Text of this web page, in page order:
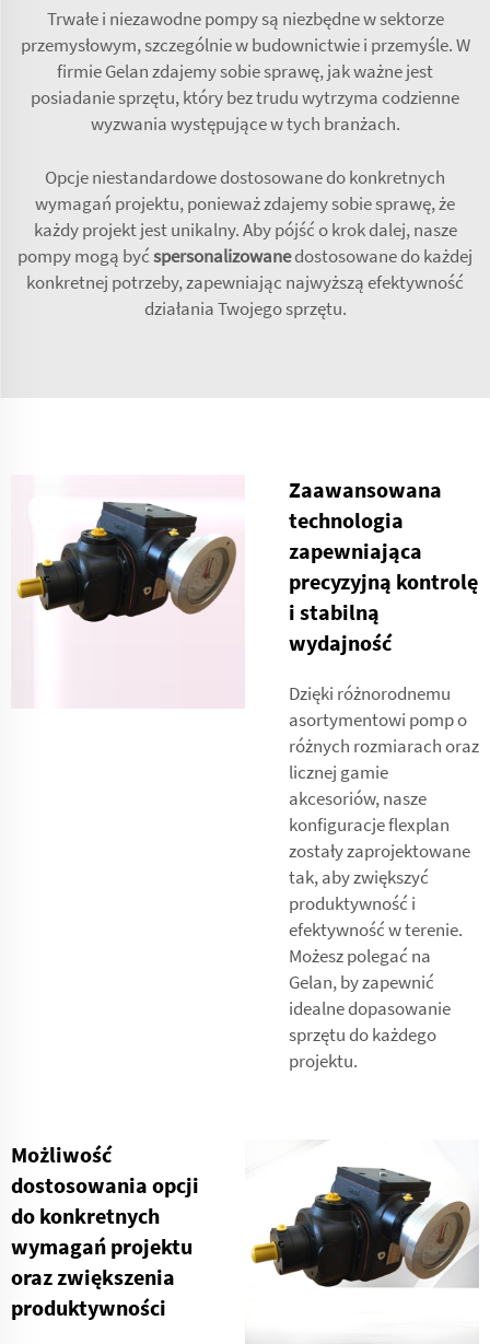
Trwałe i niezawodne pompy są niezbędne w sektorze
przemysłowym, szczególnie w budownictwie i przemyśle. W
firmie Gelan zdajemy sobie sprawę, jak ważne jest
posiadanie sprzętu, który bez trudu wytrzyma codzienne
wyzwania występujące w tych branżach.
Opcje niestandardowe dostosowane do konkretnych
wymagań projektu, ponieważ zdajemy sobie sprawę, że
każdy projekt jest unikalny. Aby pójść o krok dalej, nasze
pompy mogą byćspersonalizowanedostosowane do każdej
konkretnej potrzeby, zapewniając najwyższą efektywność
działania Twojego sprzętu.
Zaawansowana
technologia
zapewniająca
precyzyjną kontrolę
i stabilną
wydajność
Dzięki różnorodnemu
asortymentowi pomp o
różnych rozmiarach oraz
licznej gamie
akcesoriów, nasze
konfiguracje flexplan
zostały zaprojektowane
tak, aby zwiększyć
produktywność i
efektywność w terenie.
Możesz polegać na
Gelan, by zapewnić
idealne dopasowanie
sprzętu do każdego
projektu.
Możliwość
dostosowania opcji
do konkretnych
wymagań projektu
oraz zwiększenia
produktywności